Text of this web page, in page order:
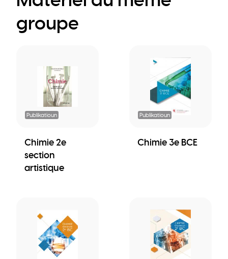
groupe
Publikatioun
Chimie 2e
section
artistique
Publikatioun
Chimie 3e BCE